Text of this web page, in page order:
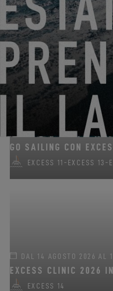
DAL 22 GIUGNO 2026 AL
GO SAILING CON
EXCESS 11 - EXCESS 13 -
DAL 14 AGOSTO 2026 AL
EXCESS CLINIC 2026
EXCESS 14